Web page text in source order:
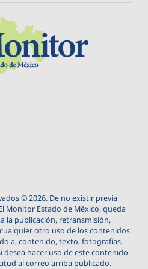
© 2026. De no existir previa
Monitor Estado de México, queda
la publicación, retransmisión,
otro uso de los contenidos
a, contenido, texto, fotografías,
desea hacer uso de este contenido
al correo arriba publicado.